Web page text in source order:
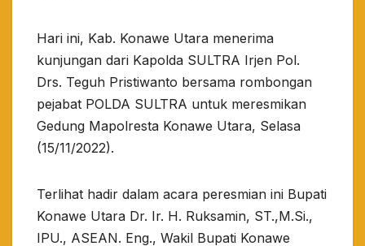
Hari ini, Kab. Konawe Utara menerima
kunjungan dari Kapolda SULTRA Irjen Pol.
Drs. Teguh Pristiwanto bersama rombongan
pejabat POLDA SULTRA untuk meresmikan
Gedung Mapolresta Konawe Utara, Selasa
(15/11/2022).
Terlihat hadir dalam acara peresmian ini Bupati
Konawe Utara Dr. Ir. H. Ruksamin, ST.,M.Si.,
IPU., ASEAN. Eng., Wakil Bupati Konawe